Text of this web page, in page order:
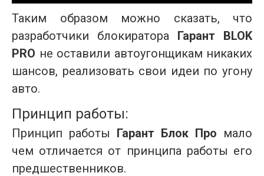
Таким образом можно сказать, что
разработчики блокиратора Гарант BLOK
PRO не оставили автоугонщикам никаких
шансов, реализовать свои идеи по угону
авто.
Принцип работы:
Принцип работы Гарант Блок Про мало
чем отличается от принципа работы его
предшественников.